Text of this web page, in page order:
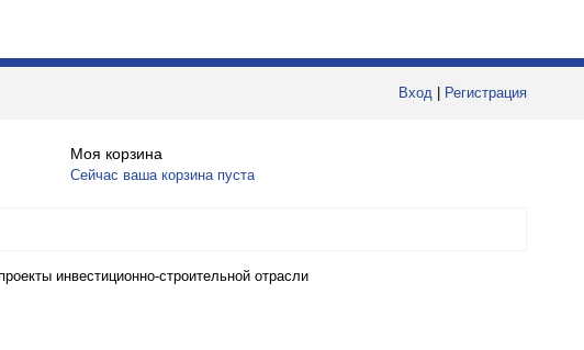
Вход Регистрация
Моя корзина
Сейчас ваша корзина пуста
инвестиционно-строительной отрасли